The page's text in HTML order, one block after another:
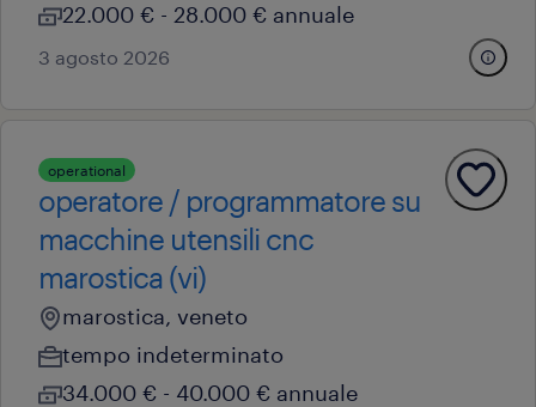
22.000 € - 28.000 € annuale
3 agosto 2026
operational
operatore / programmatore su
macchine utensili cnc
marostica (vi)
marostica, veneto
tempo indeterminato
34.000 € - 40.000 € annuale